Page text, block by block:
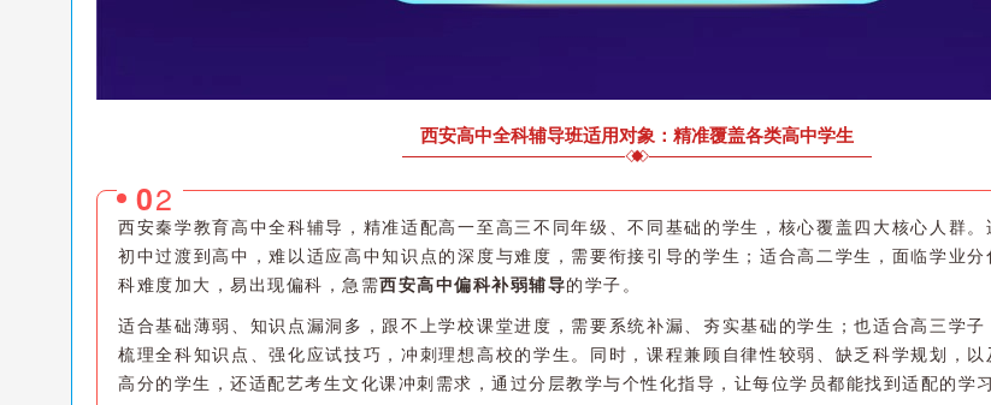
西安高中全科辅导班适用对象：精准覆盖各类高中学生
02
西安秦学教育高中全科辅导，精准适配高一至高三不同年级、不同基础的学生，核心覆盖四大核心人群。
初中过渡到高中，难以适应高中知识点的深度与难度，需要衔接引导的学生；适合高二学生，面临学业
科难度加大，易出现偏科，急需西安高中偏科补弱辅导的学子。
适合基础薄弱、知识点漏洞多，跟不上学校课堂进度，需要系统补漏、夯实基础的学生；也适合高三学
梳理全科知识点、强化应试技巧，冲刺理想高校的学生。同时，课程兼顾自律性较弱、缺乏科学规划，
高分的学生，还适配艺考生文化课冲刺需求，通过分层教学与个性化指导，让每位学员都能找到适配的学习